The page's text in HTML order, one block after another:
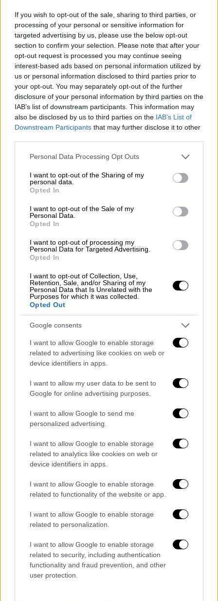
If you wish to opt-out of the sale, sharing to third parties, or
processing of your personal or sensitive information for
targeted advertising by us, please use the below opt-out
section to confirm your selection. Please note that after your
opt-out request is processed you may continue seeing
interest-based ads based on personal information utilized by
us or personal information disclosed to third parties prior to
your opt-out. You may separately opt-out of the further
disclosure of your personal information by third parties on the
IAB’s list of downstream participants. This information may
also be disclosed by us to third parties on the IAB’s List of
Downstream Participants that may further disclose it to other
Please note that this website/app uses one or more Google
not limited to your visit or usage behaviour. You may click to
grant or deny consent to Google and its third-party tags to
use your data for below specified purposes in below Google
consent section.
Personal Data Processing Opt Outs
I want to opt-out of the Sharing of my
personal data.
Opted In
I want to opt-out of the Sale of my
Personal Data.
Opted In
I want to opt-out of processing my
Personal Data for Targeted Advertising.
Opted In
I want to opt-out of Collection, Use,
Retention, Sale, and/or Sharing of my
Personal Data that Is Unrelated with the
Purposes for which it was collected.
Opted Out
Google consents
I want to allow Google to enable storage
related to advertising like cookies on web or
device identifiers in apps.
I want to allow my user data to be sent to
Google for online advertising purposes.
I want to allow Google to send me
personalized advertising.
I want to allow Google to enable storage
related to analytics like cookies on web or
device identifiers in apps.
I want to allow Google to enable storage
related to functionality of the website or app.
I want to allow Google to enable storage
related to personalization.
I want to allow Google to enable storage
related to security, including authentication
functionality and fraud prevention, and other
user protection.
στοιχεία για ξέπλυμα μαύρου χρήματος.
ΔΙΑΒΑΣΤΕ ΕΠΙΣΗΣ
Ελλάδα|09.04.2025 13:27
Τι απαντά το Πανεπιστήμιο της
Γάνδης στο ethnos.gr για το πόρισμα
του ΕΟΔΑΣΑΑΜ - «Δεν
συμπεριέλαβαν τις αναφορές μας»
Τα τελευταία στοιχεία
Υπενθυμίζεται, ότι η Αρχή, μετά την
αποκάλυψη της υπόθεσης, αφού δέσμευσε
άμεσα τα περιουσιακά στοιχεία
(τραπεζικούς λογαριασμούς, τραπεζικές
των εμπλεκομένων και των στενών
συγγενικών τους προσώπων,
πραγματοποίησε έρευνα και καταγραφή των
περιουσιακών στοιχείωντα οποία φέρεται
να μην δικαιολογούνται από την απόκτηση
των νόμιμων εισοδημάτων των
κατηγορουμένων.
Τα ευρήματα της Αρχής είναιδέκα
διαμερίσματατα οποία μισθώνονται και
εισπράττονται ενοίκια, δύο οικόπεδα,
λογαριασμοί σε Τράπεζες καιμετρητά που
φτάνουν τα 500.000 ευρώ.
Αυτά τα περιουσιακά στοιχεία θεωρούνται
ύποπτα, καθώς φέρεται να αποκτήθηκαν το
επιλήψιμο χρονικό διάστημα στο οποίο
στηρίζεται το κατηγορητήριο, με βάση το